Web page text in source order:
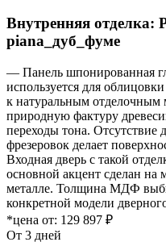
Внутренняя
piana_дуб_фуме
— Панель шпонированная
используется для
к натуральным отделочным
природную фактуру
переходы тона. Отсутствие
фрезеровок делает
Входная дверь с такой
основной акцент сделан на
металле. Толщина МДФ
конкретной модели
*цена от: 129 897 ₽
От 3 дней